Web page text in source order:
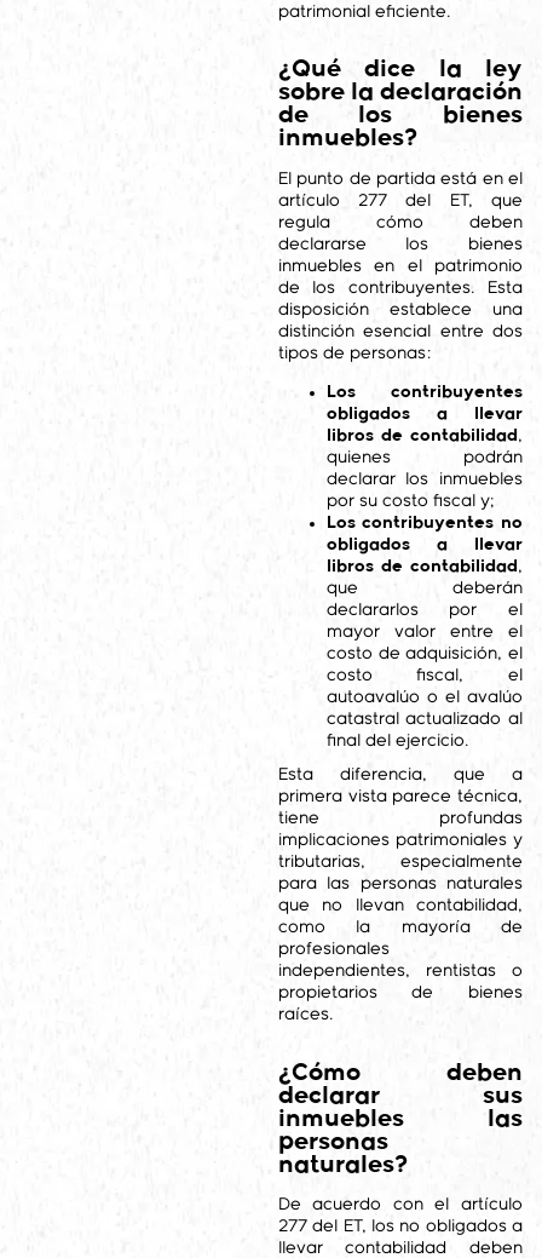
patrimonial eficiente.
¿Qué dice la ley
sobre la declaración
de los bienes
inmuebles?
El punto de partida está en el
artículo 277 del ET, que
regula cómo deben
declararse los bienes
inmuebles en el patrimonio
de los contribuyentes. Esta
disposición establece una
distinción esencial entre dos
tipos de personas:
Los contribuyentes
obligados a llevar
libros de contabilidad ,
quienes podrán
declarar los inmuebles
por su costo fiscal y;
Los contribuyentes no
obligados a llevar
libros de contabilidad ,
que deberán
declararlos por el
mayor valor entre el
costo de adquisición, el
costo fiscal, el
autoavalúo o el avalúo
catastral actualizado al
final del ejercicio.
Esta diferencia, que a
primera vista parece técnica,
tiene profundas
implicaciones patrimoniales y
tributarias, especialmente
para las personas naturales
que no llevan contabilidad,
como la mayoría de
profesionales
independientes, rentistas o
propietarios de bienes
raíces.
¿Cómo deben
declarar sus
inmuebles las
personas
naturales?
De acuerdo con el artículo
277 del ET, los no obligados a
llevar contabilidad deben